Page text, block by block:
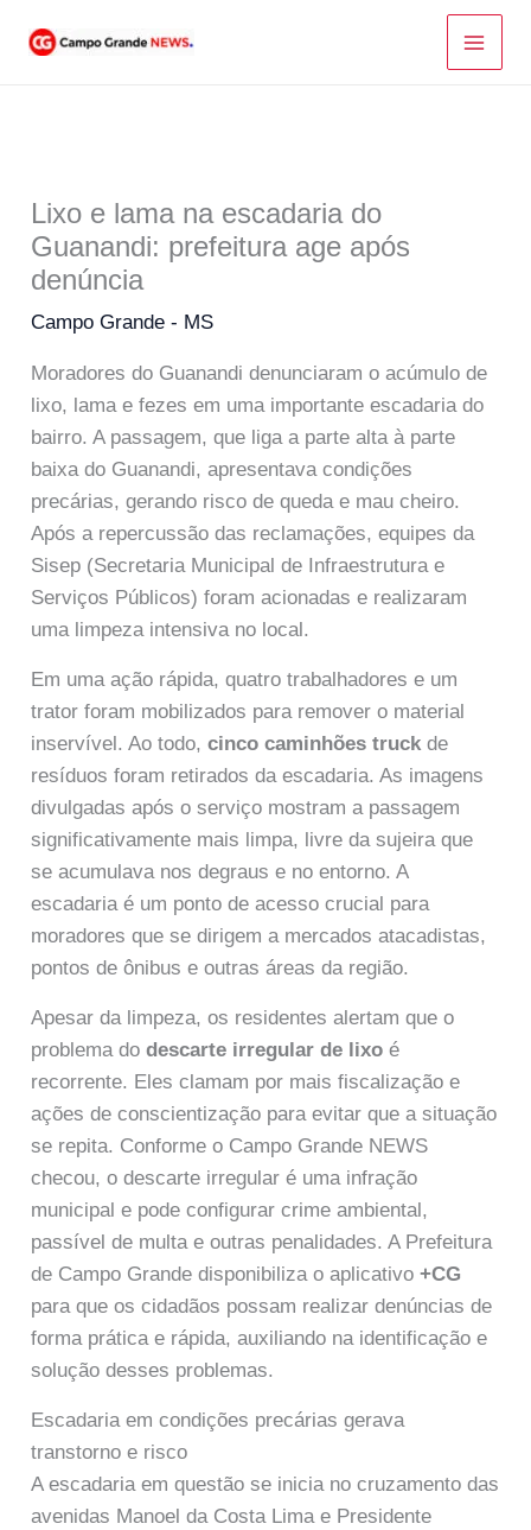
para
Lixo e lama na escadaria do
Guanandi: prefeitura age após
denúncia
Campo Grande - MS
Moradores do Guanandi denunciaram o acúmulo de
lixo, lama e fezes em uma importante escadaria do
bairro. A passagem, que liga a parte alta à parte
baixa do Guanandi, apresentava condições
precárias, gerando risco de queda e mau cheiro.
Após a repercussão das reclamações, equipes da
Sisep (Secretaria Municipal de Infraestrutura e
Serviços Públicos) foram acionadas e realizaram
uma limpeza intensiva no local.
Em uma ação rápida, quatro trabalhadores e um
trator foram mobilizados para remover o material
inservível. Ao todo,cinco caminhões truck de
resíduos foram retirados da escadaria. As imagens
divulgadas após o serviço mostram a passagem
significativamente mais limpa, livre da sujeira que
se acumulava nos degraus e no entorno. A
escadaria é um ponto de acesso crucial para
moradores que se dirigem a mercados atacadistas,
pontos de ônibus e outras áreas da região.
Apesar da limpeza, os residentes alertam que o
problema dodescarte irregular de lixo é
recorrente. Eles clamam por mais fiscalização e
ações de conscientização para evitar que a situação
se repita. Conforme o Campo Grande NEWS
checou, o descarte irregular é uma infração
municipal e pode configurar crime ambiental,
passível de multa e outras penalidades. A Prefeitura
de Campo Grande disponibiliza o aplicativo+CG
para que os cidadãos possam realizar denúncias de
forma prática e rápida, auxiliando na identificação e
solução desses problemas.
Escadaria em condições precárias gerava
transtorno e risco
A escadaria em questão se inicia no cruzamento das
avenidas Manoel da Costa Lima e Presidente